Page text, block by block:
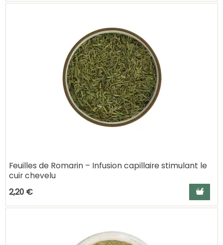
Feuilles de Romarin – Infusion capillaire stimulant le
cuir chevelu
2,20 €
Ajouter